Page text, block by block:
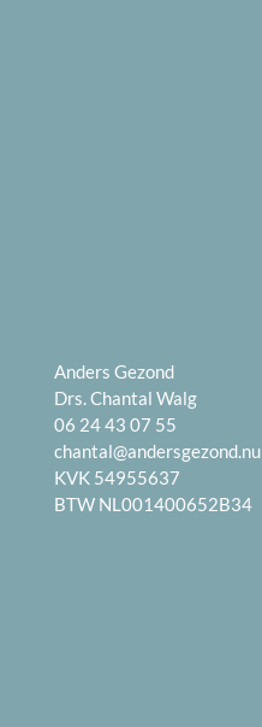
Anders Gezond
Drs. Chantal Walg
06 24 43 07 55
chantal@andersgezond.nu
KVK 54955637
BTW NL001400652B34